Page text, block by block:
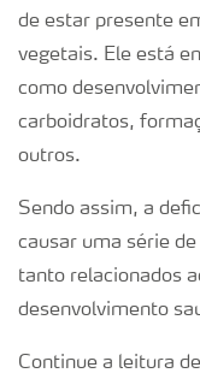
de estar presente
vegetais. Ele está
como
carboidratos,
outros.
Sendo assim, a
causar uma série
tanto relacionados
desenvolvimento
Continue a leitura